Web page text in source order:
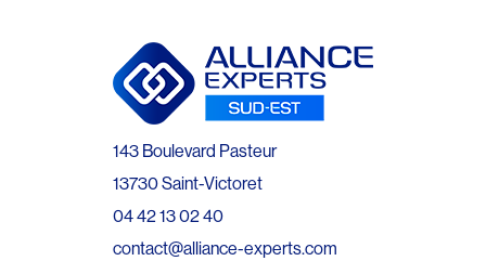
143 Boulevard Pasteur
13730 Saint-Victoret
04 42 13 02 40
contact@alliance-experts.com